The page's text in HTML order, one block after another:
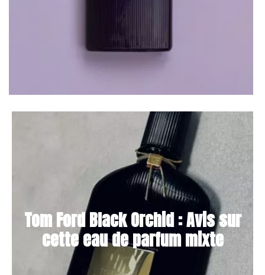
Tom Ford Black Orchid : Avis sur
cette eau de parfum mixte